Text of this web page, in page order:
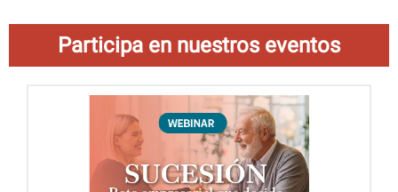
Participa en nuestros eventos